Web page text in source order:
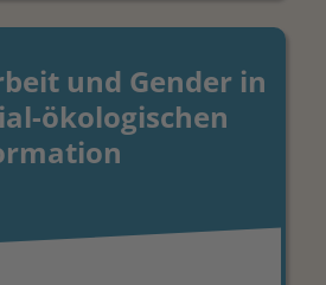
und Gender in
ökologischen